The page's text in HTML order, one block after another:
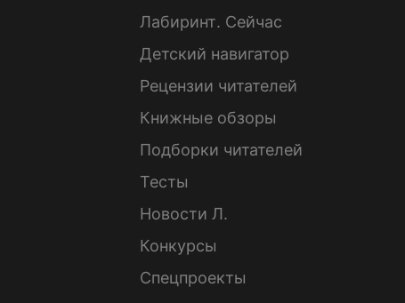
Лабиринт. Сейчас
Детский навигатор
Рецензии читателей
Книжные обзоры
Подборки читателей
Тесты
Новости Л.
Конкурсы
Спецпроекты